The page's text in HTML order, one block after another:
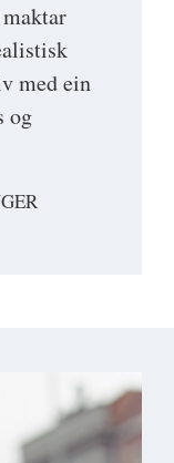
maktar
med ein
og